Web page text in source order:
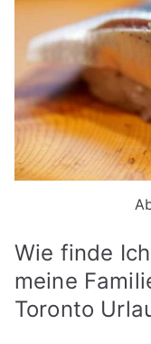
Wie finde
meine
Toronto